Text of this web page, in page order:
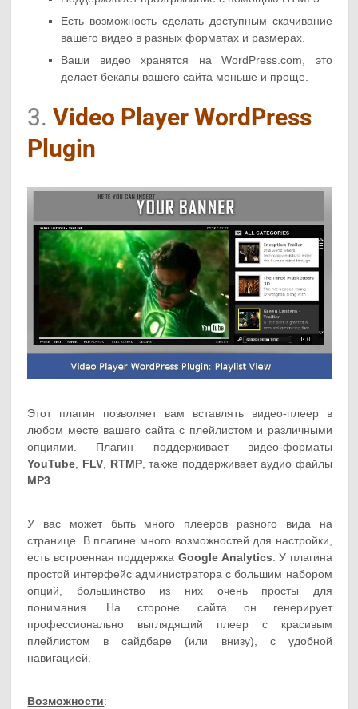
Есть возможность сделать доступным скачивание
вашего видео в разных форматах и размерах.
Ваши видео хранятся на WordPress.com, это
делает бекапы вашего сайта меньше и проще.
3. Video Player WordPress
Plugin
Этот плагин позволяет вам вставлять видео-плеер в
любом месте вашего сайта с плейлистом и различными
опциями. Плагин поддерживает видео-форматы
YouTube, FLV, RTMP, также поддерживает аудио файлы
MP3.
У вас может быть много плееров разного вида на
странице. В плагине много возможностей для настройки,
есть встроенная поддержка Google Analytics. У плагина
простой интерфейс администратора с большим набором
опций, большинство из них очень просты для
понимания. На стороне сайта он генерирует
профессионально выглядящий плеер с красивым
плейлистом в сайдбаре (или внизу), с удобной
навигацией.
Возможности: